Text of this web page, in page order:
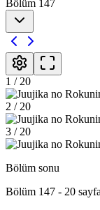
Bölüm 147
1 / 20
2 / 20
3 / 20
Bölüm sonu
Bölüm 147 - 20 sayfa